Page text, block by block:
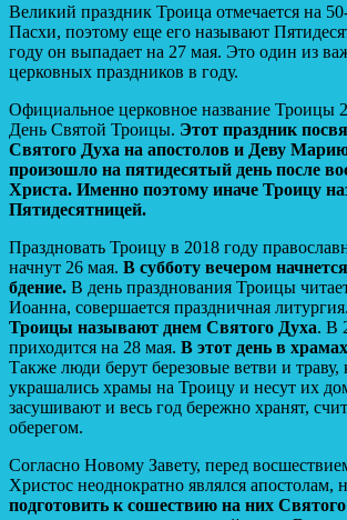
Великий праздник Троица отмечается на
Пасхи, поэтому еще его называют
году он выпадает на 27 мая. Это один из
церковных праздников в году.
Официальное церковное название Троицы
День Святой Троицы. Этот праздник
Святого Духа на апостолов и Деву
произошло на пятидесятый день после
Христа. Именно поэтому иначе Троицу
Пятидесятницей.
Праздновать Троицу в 2018 году
начнут 26 мая. В субботу вечером
бдение. В день празднования Троицы
Иоанна, совершается праздничная литургия.
Троицы называют днем Святого Духа. В
приходится на 28 мая. В этот день в
Также люди берут березовые ветви и траву,
украшались храмы на Троицу и несут их
засушивают и весь год бережно хранят,
оберегом.
Согласно Новому Завету, перед
Христос неоднократно являлся апостолам,
подготовить к сошествию на них